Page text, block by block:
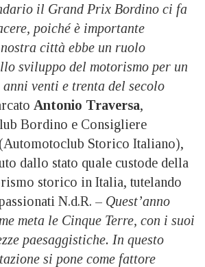
il Grand Prix Bordino ci fa
poiché è importante
città ebbe un ruolo
sviluppo del motorismo per un
venti e trenta del secolo
Antonio Traversa,
Bordino e Consigliere
Storico Italiano),
dallo stato quale custode della
storico in Italia, tutelando
N.d.R. – Quest’anno
meta le Cinque Terre, con i suoi
paesaggistiche. In questo
si pone come fattore